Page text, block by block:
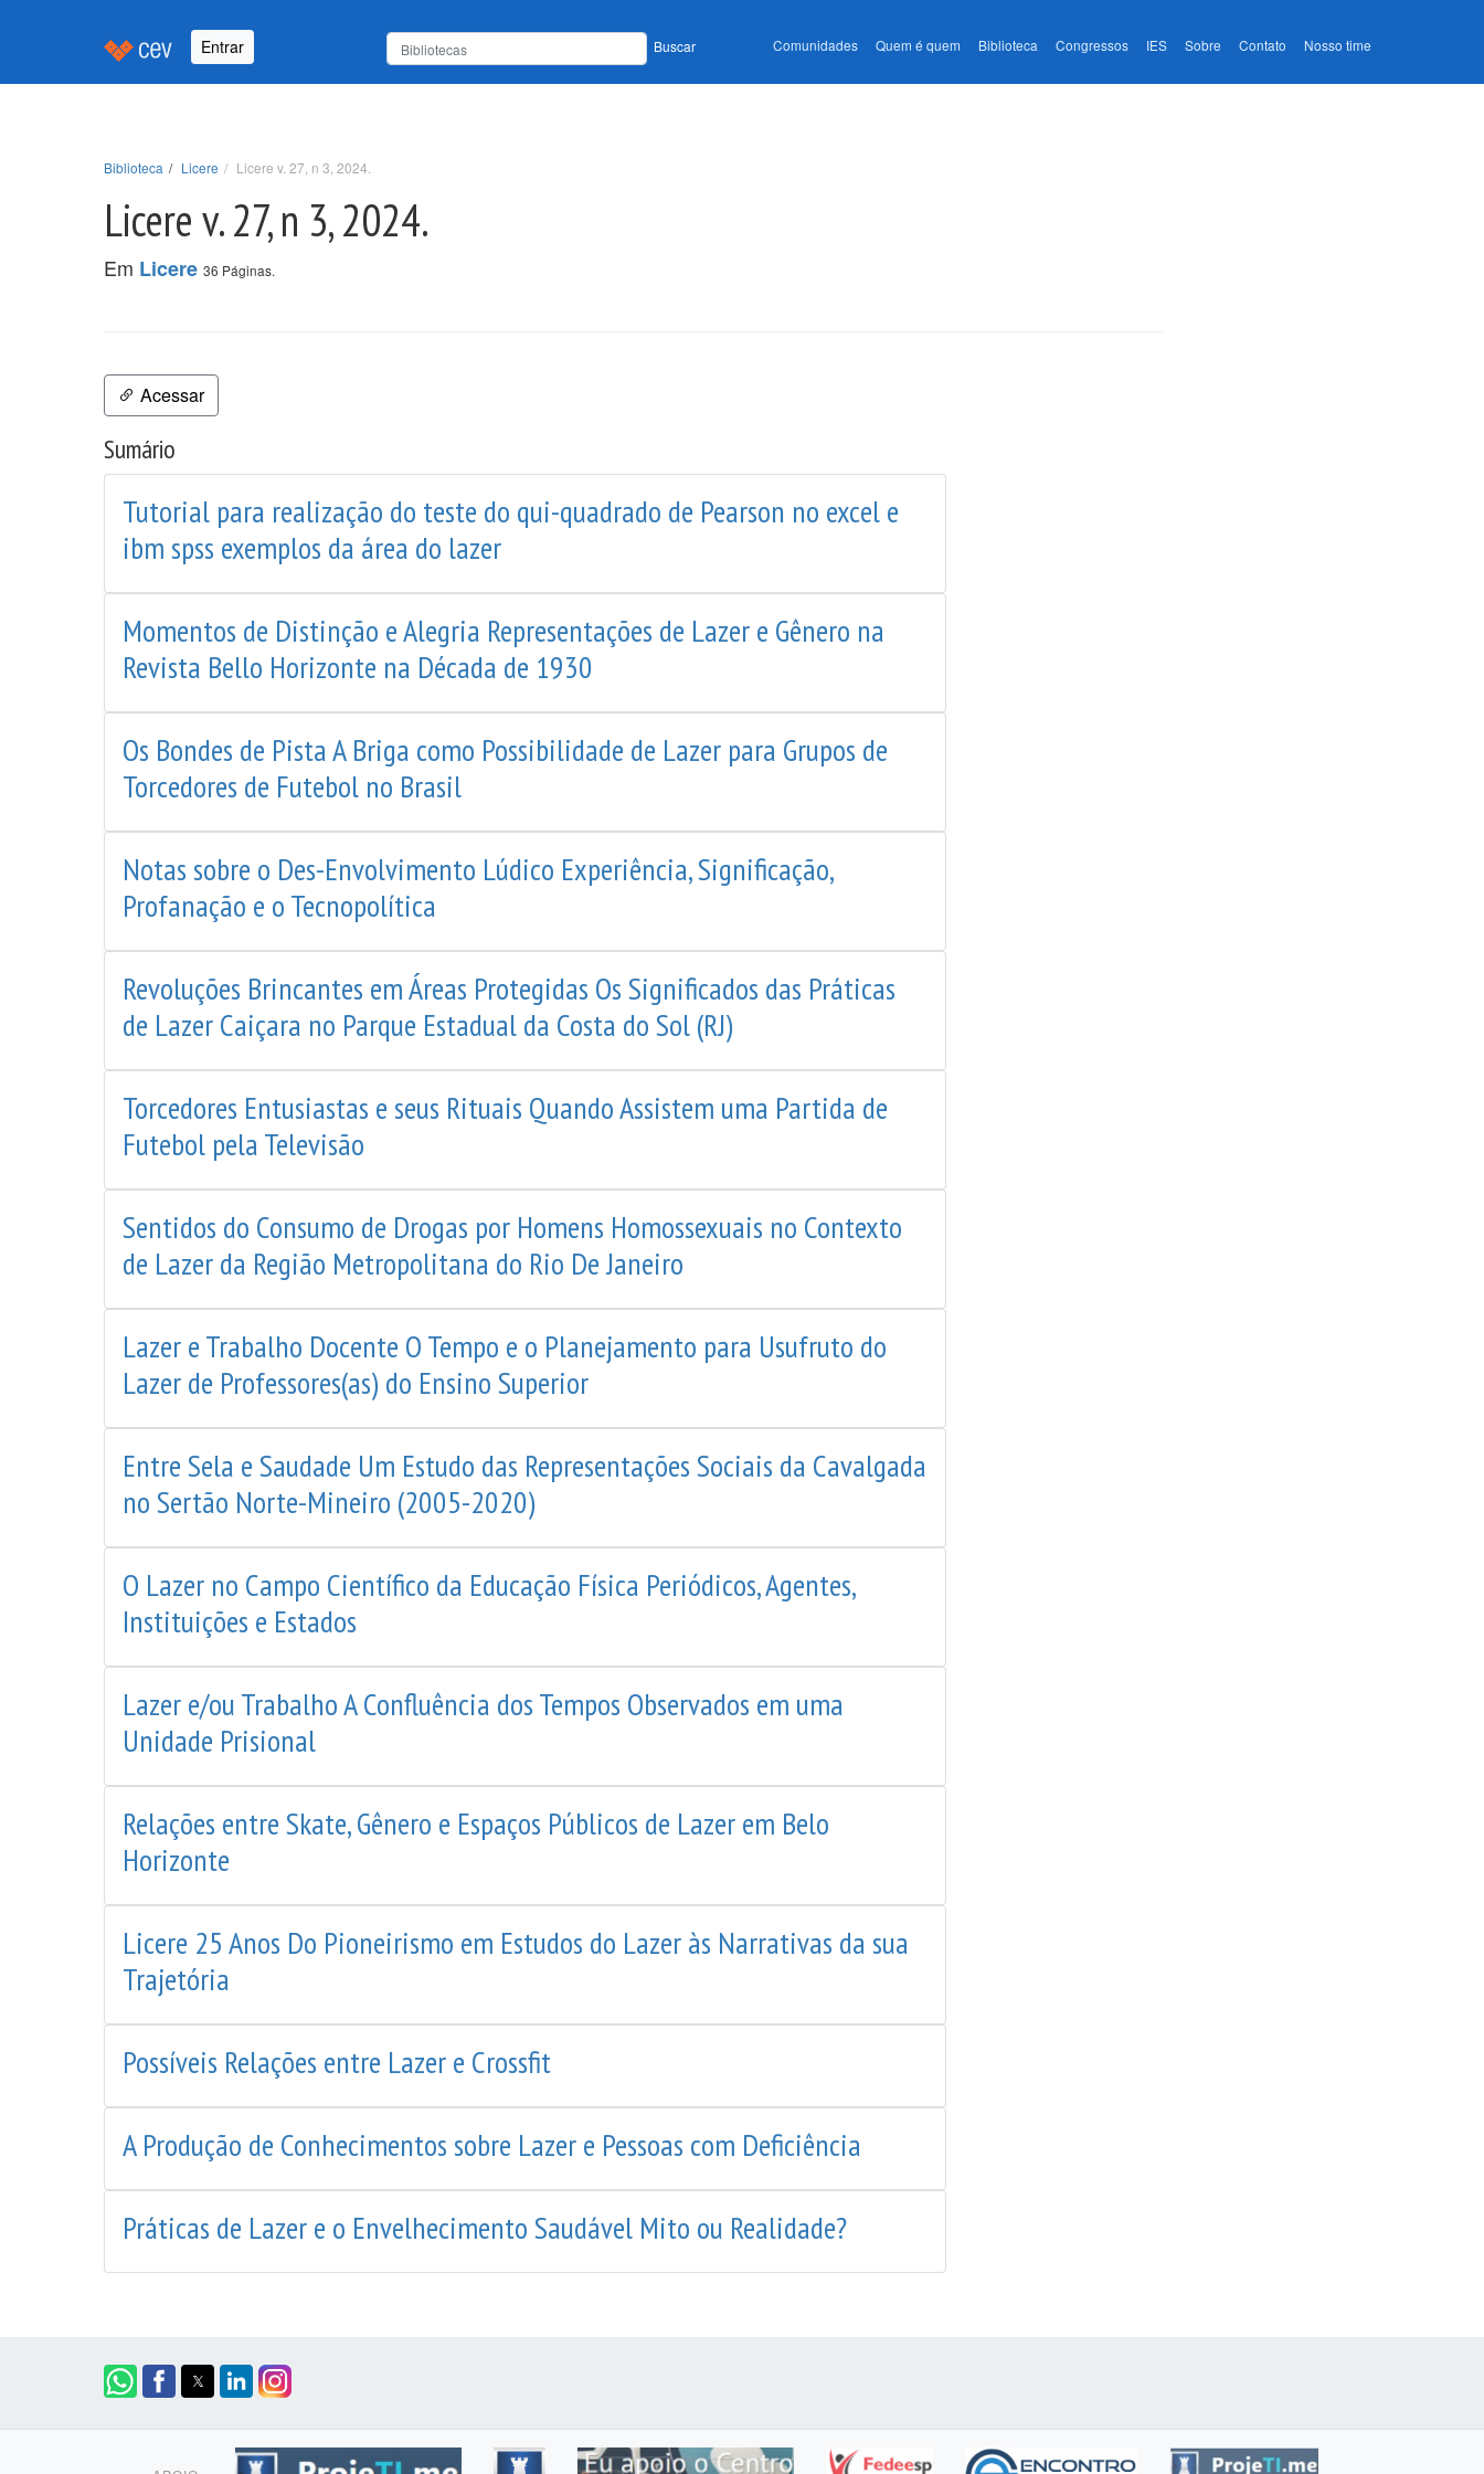
Entrar Buscar Comunidades Quem é quem Biblioteca Congressos IES Sobre Contato Nosso time
Biblioteca Licere Licere v. 27, n 3, 2024.
Licere v. 27, n 3, 2024.
Em Licere 36 Páginas.
Acessar
Sumário
Tutorial para realização do teste do qui-quadrado de Pearson no excel e
ibm spss exemplos da área do lazer
Momentos de Distinção e Alegria Representações de Lazer e Gênero na
Revista Bello Horizonte na Década de 1930
Os Bondes de Pista A Briga como Possibilidade de Lazer para Grupos de
Torcedores de Futebol no Brasil
Notas sobre o Des-Envolvimento Lúdico Experiência, Significação,
Profanação e o Tecnopolítica
Revoluções Brincantes em Áreas Protegidas Os Significados das Práticas
de Lazer Caiçara no Parque Estadual da Costa do Sol (RJ)
Torcedores Entusiastas e seus Rituais Quando Assistem uma Partida de
Futebol pela Televisão
Sentidos do Consumo de Drogas por Homens Homossexuais no Contexto
de Lazer da Região Metropolitana do Rio De Janeiro
Lazer e Trabalho Docente O Tempo e o Planejamento para Usufruto do
Lazer de Professores(as) do Ensino Superior
Entre Sela e Saudade Um Estudo das Representações Sociais da Cavalgada
no Sertão Norte-Mineiro (2005-2020)
O Lazer no Campo Científico da Educação Física Periódicos, Agentes,
Instituições e Estados
Lazer e/ou Trabalho A Confluência dos Tempos Observados em uma
Unidade Prisional
Relações entre Skate, Gênero e Espaços Públicos de Lazer em Belo
Horizonte
Licere 25 Anos Do Pioneirismo em Estudos do Lazer às Narrativas da sua
Trajetória
Possíveis Relações entre Lazer e Crossfit
A Produção de Conhecimentos sobre Lazer e Pessoas com Deficiência
Práticas de Lazer e o Envelhecimento Saudável Mito ou Realidade?